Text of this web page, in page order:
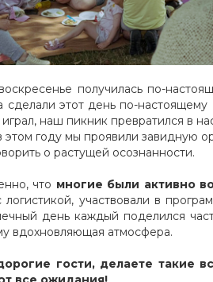
получилась по-
сделали этот день по-
наш пикник превратился в
этом году мы проявили завидную
о растущей осознанности.
что многие были активно
логистикой, участвовали в
день каждый поделился
вдохновляющая атмосфера.
гости, делаете такие